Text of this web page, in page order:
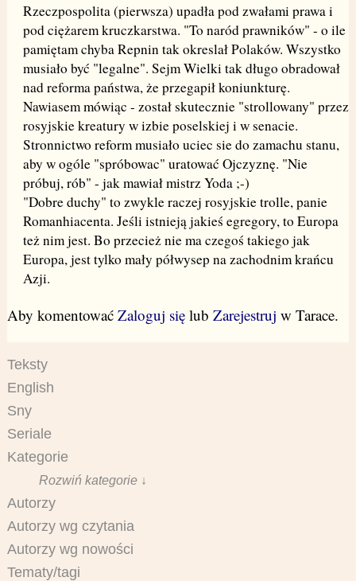
Rzeczpospolita (pierwsza) upadła pod zwałami prawa i
pod ciężarem kruczkarstwa. "To naród prawników" - o ile
pamiętam chyba Repnin tak okreslał Polaków. Wszystko
musiało być "legalne". Sejm Wielki tak długo obradował
nad reforma państwa, że przegapił koniunkturę.
Nawiasem mówiąc - został skutecznie "strollowany" przez
rosyjskie kreatury w izbie poselskiej i w senacie.
Stronnictwo reform musiało uciec sie do zamachu stanu,
aby w ogóle "spróbowac" uratować Ojczyznę. "Nie
próbuj, rób" - jak mawiał mistrz Yoda ;-)
"Dobre duchy" to zwykle raczej rosyjskie trolle, panie
Romanhiacenta. Jeśli istnieją jakieś egregory, to Europa
też nim jest. Bo przecież nie ma czegoś takiego jak
Europa, jest tylko mały półwysep na zachodnim krańcu
Azji.
Aby komentować Zaloguj sięlub Zarejestruj w Tarace.
Teksty
English
Sny
Seriale
Kategorie
Rozwiń kategorie ↓
Autorzy
Autorzy wg czytania
Autorzy wg nowości
Tematy/tagi